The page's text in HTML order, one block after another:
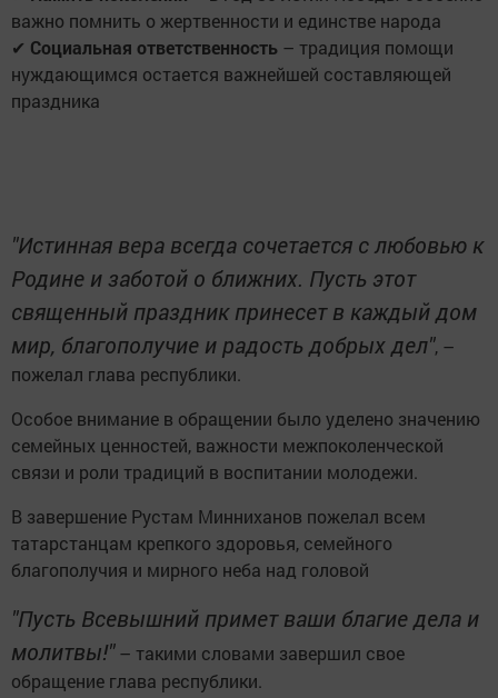
важно помнить о жертвенности и единстве народа
✔ Социальная ответственность – традиция помощи
нуждающимся остается важнейшей составляющей
праздника
"Истинная вера всегда сочетается с любовью к
Родине и заботой о ближних. Пусть этот
священный праздник принесет в каждый дом
мир, благополучие и радость добрых дел", –
пожелал глава республики.
Особое внимание в обращении было уделено значению
семейных ценностей, важности межпоколенческой
связи и роли традиций в воспитании молодежи.
В завершение Рустам Минниханов пожелал всем
татарстанцам крепкого здоровья, семейного
благополучия и мирного неба над головой
"Пусть Всевышний примет ваши благие дела и
молитвы!"– такими словами завершил свое
обращение глава республики.